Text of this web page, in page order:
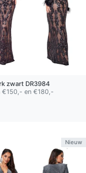
zwartDR3984
€150,- en €180,-
Nieuw